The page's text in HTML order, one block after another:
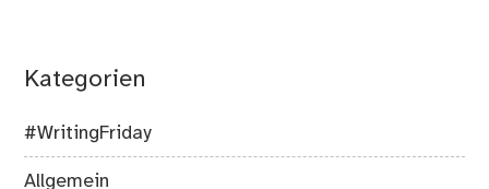
Kategorien
#WritingFriday
Allgemein